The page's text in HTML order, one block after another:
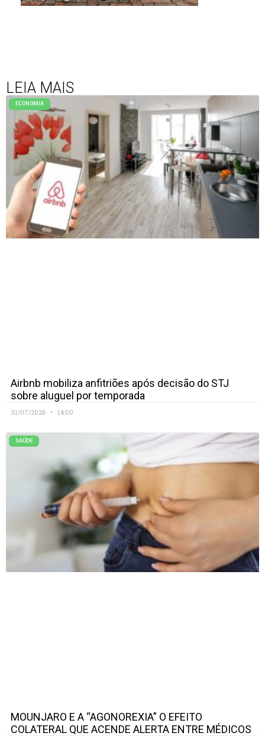
LEIA MAIS
ECONOMIA
Airbnb mobiliza anfitriões após decisão do STJ
sobre aluguel por temporada
31/07/2026 14:00
SAÚDE
MOUNJARO E A “AGONOREXIA” O EFEITO
COLATERAL QUE ACENDE ALERTA ENTRE MÉDICOS